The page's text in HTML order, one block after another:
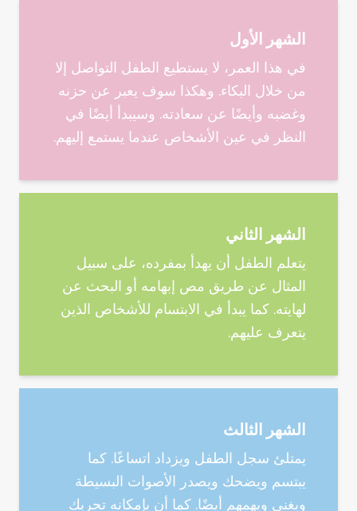
الشهر الأول
في هذا العمر، لا يستطيع الطفل التواصل إلا
من خلال البكاء. وهكذا سوف يعبر عن حزنه
وغضبه وأيضًا عن سعادته. وسيبدأ أيضًا في
النظر في عين الأشخاص عندما يستمع إليهم.
الشهر الثاني
يتعلم الطفل أن يهدأ بمفرده، على سبيل
المثال عن طريق مص إبهامه أو البحث عن
لهايته. كما يبدأ في الابتسام للأشخاص الذين
يتعرف عليهم.
الشهر الثالث
يمتلئ سجل الطفل ويزداد اتساعًا. كما
يبتسم ويضحك ويصدر الأصوات البسيطة
ويغني ويهمهم أيضًا. كما أن بإمكانه تحريك